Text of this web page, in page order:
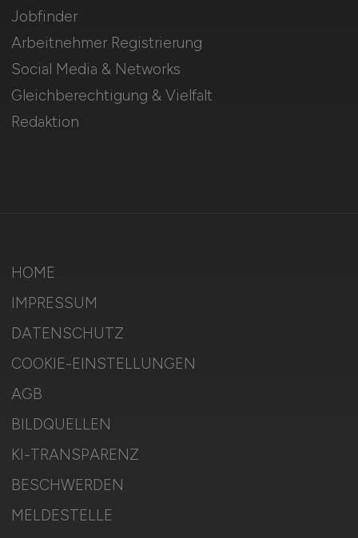
Jobfinder
Arbeitnehmer Registrierung
Social Media & Networks
Gleichberechtigung & Vielfalt
Redaktion
HOME
IMPRESSUM
DATENSCHUTZ
COOKIE-EINSTELLUNGEN
AGB
BILDQUELLEN
KI-TRANSPARENZ
BESCHWERDEN
MELDESTELLE